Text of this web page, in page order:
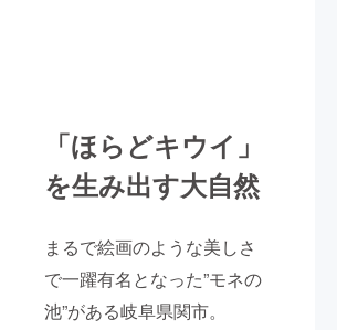
「ほらどキウイ」
を生み出す大自然
まるで絵画のような美しさ
で一躍有名となった”モネの
池”がある岐阜県関市。